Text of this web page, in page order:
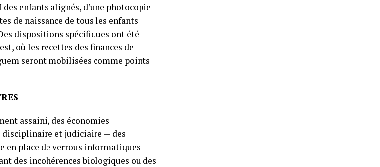
enfants alignés, d’une photocopie
de naissance de tous les enfants
dispositions spécifiques ont été
où les recettes des finances de
seront mobilisées comme points
assaini, des économies
et judiciaire — des
en place de verrous informatiques
des incohérences biologiques ou des